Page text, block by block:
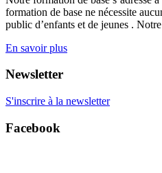
formation de base ne nécessite
public d’enfants et de jeunes .
En savoir plus
Newsletter
S'inscrire à la newsletter
Facebook